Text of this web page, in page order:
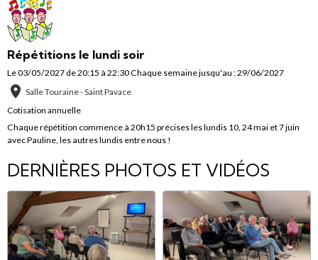
Répétitions le lundi soir
Le 03/05/2027de 20:15 à 22:30Chaque semaine jusqu'au : 29/06/2027
Salle Touraine - Saint Pavace
Cotisation annuelle
Chaque répétition commence à 20h15 précises les lundis 10, 24 mai et 7 juin
avec Pauline, les autres lundis entre nous !
DERNIÈRES PHOTOS ET VIDÉOS